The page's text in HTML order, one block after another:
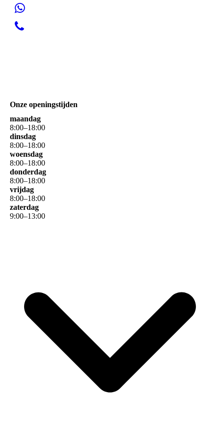
Onze openingstijden
maandag
8:00–18:00
dinsdag
8:00–18:00
woensdag
8:00–18:00
donderdag
8:00–18:00
vrijdag
8:00–18:00
zaterdag
9:00–13:00